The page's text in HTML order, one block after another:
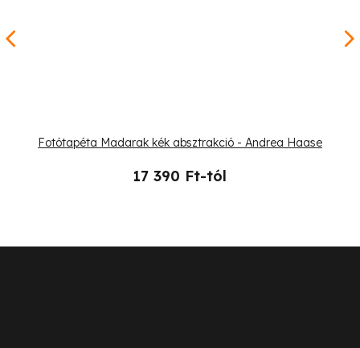
Fotótapéta Madarak kék absztrakció - Andrea Haase
17 390 Ft-tól